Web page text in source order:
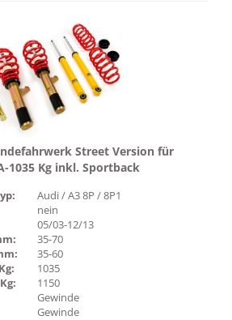
Street Version für
1035 Kg inkl. Sportback
Audi / A3 8P / 8P1
nein
05/03-12/13
35-70
35-60
1035
1150
Gewinde
Gewinde